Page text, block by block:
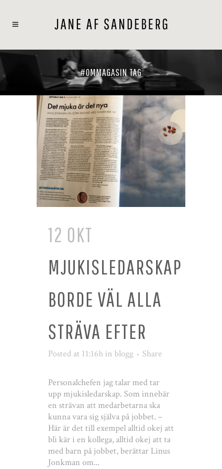
#OMMAGASIN TAG
12 OKT
MJUKISLEDARSKAP
BORDE VÄL ALLA
STRÄVA EFTER
Posted at 11:16h in blogg Share
Personalchefen jag talar med tar
upp mjukisledarskap. Som innebär
en strävan att medarbetarna ska
kunna vara sig själva på jobbet. –
Här är det till exempel alltid okej att
bli kär i en kollega, alltid okej att ta
med barn på jobbet, berättar Linus
Jonkman om...